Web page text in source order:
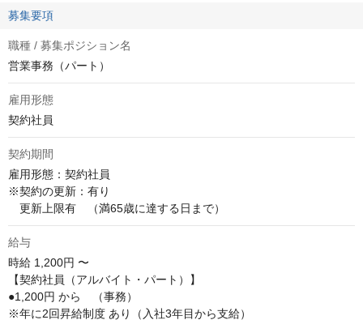
募集要項
職種 / 募集ポジション名
営業事務（パート）
雇用形態
契約社員
契約期間
雇用形態：契約社員
※契約の更新：有り
更新上限有　（満65歳に達する日まで）
給与
時給 1,200円 〜
【契約社員（アルバイト・パート）】
●1,200円 から　（事務）
※年に2回昇給制度 あり（入社3年目から支給）